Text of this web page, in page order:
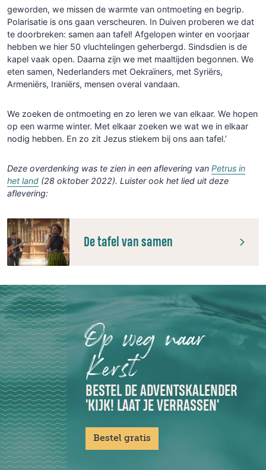
geworden, we missen de warmte van ontmoeting en begrip.
Polarisatie is ons gaan verscheuren. In Duiven proberen we dat
te doorbreken: samen aan tafel! Afgelopen winter en voorjaar
hebben we hier 50 vluchtelingen geherbergd. Sindsdien is de
kapel vaak open. Daarna zijn we met maaltijden begonnen. We
eten samen, Nederlanders met Oekraïners, met Syriërs,
Armeniërs, Iraniërs, mensen overal vandaan.
We zoeken de ontmoeting en zo leren we van elkaar. We hopen
op een warme winter. Met elkaar zoeken we wat we in elkaar
nodig hebben. En zo zit Jezus stiekem bij ons aan tafel.’
Deze overdenking was te zien in een aflevering van Petrus in
het land (28 oktober 2022). Luister ook het lied uit deze
aflevering:
De tafel van samen
Op weg naar
Kerst
BESTEL DE ADVENTSKALENDER
'KIJK! LAAT JE VERRASSEN'
Bestel gratis